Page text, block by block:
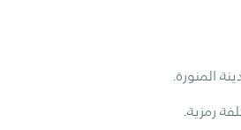
المنورة.
رمزية.